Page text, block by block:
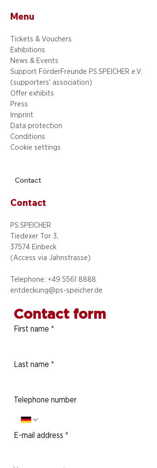
Menu
Tickets & Vouchers
Exhibitions
News & Events
Support FörderFreunde PS.SPEICHER e.V.
(supporters' association)
Offer exhibits
Press
Imprint
Data protection
Conditions
Cookie settings
Contact
Contact
PS.SPEICHER
Tiedexer Tor 3,
37574 Einbeck
(Access via Jahnstrasse)
Telephone: +49 5561 8888
entdeckung@ps-speicher.de
Contact form
First name *
Last name *
Telephone number
E-mail address *